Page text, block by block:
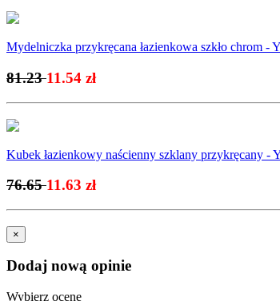
Mydelniczka przykręcana łazienkowa szkło chrom -
81.2311.54 zł
Kubek łazienkowy naścienny szklany przykręcany -
76.6511.63 zł
×
Dodaj nową opinie
Wybierz ocenę